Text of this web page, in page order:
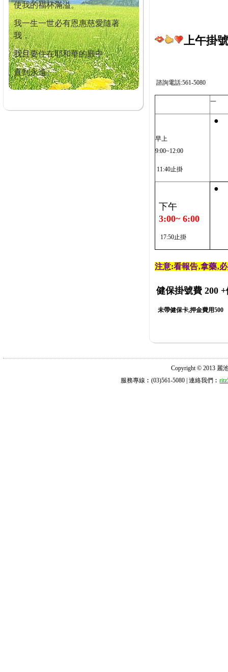
使我的福杯滿溢。
我一生一世必有恩惠慈愛隨著
我，
我且要住在耶和華的殿中，
直到永遠。
上午掛
諮詢電話:561-5080
一
早上
9:00~12:00
11:40止掛
●
下午
3:00~ 6:00
17:50止掛
●
注意:看報告‚拿藥‚
健保掛號費 200 +
未帶健保卡,押金費用500
Copyright © 2013 麗
服務專線︰(03)561-5080 | 連絡我們︰